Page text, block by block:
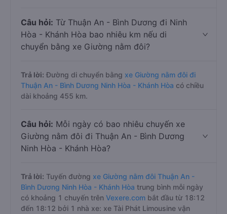
Câu hỏi: Từ Thuận An - Bình Dương đi Ninh
Hòa - Khánh Hòa bao nhiêu km nếu di
chuyển bằng xe Giường nằm đôi?
Trả lời: Đường di chuyển bằng xe Giường nằm đôi đi
Thuận An - Bình Dương Ninh Hòa - Khánh Hòa có chiều
dài khoảng 455 km.
Câu hỏi: Mỗi ngày có bao nhiêu chuyến xe
Giường nằm đôi đi Thuận An - Bình Dương
Ninh Hòa - Khánh Hòa?
Trả lời: Tuyến đường xe Giường nằm đôi Thuận An -
Bình Dương Ninh Hòa - Khánh Hòa trung bình mỗi ngày
có khoảng 1 chuyến trên Vexere.com bắt đầu từ 18:12
đến 18:12 bởi 1 nhà xe: xe Tài Phát Limousine vận